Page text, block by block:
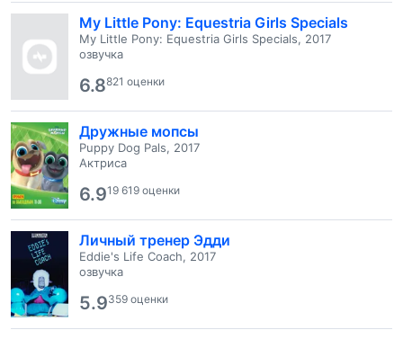
My Little Pony: Equestria Girls Specials
My Little Pony: Equestria Girls Specials, 2017
озвучка
6.8821 оценки
Дружные мопсы
Puppy Dog Pals, 2017
Актриса
6.919 619 оценки
Личный тренер Эдди
Eddie's Life Coach, 2017
озвучка
5.9359 оценки